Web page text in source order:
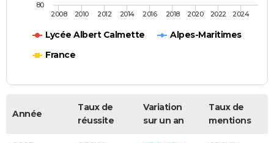
Lycée Albert Calmette
Alpes-Maritimes
France
2008 2010 2012 2014 2016 2018 2020 2022 2024
80
Année
Taux de
réussite
Variation
sur un an
Taux de
mentions